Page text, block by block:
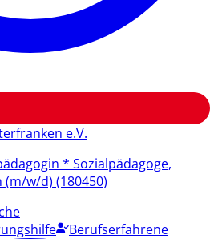
e.V.
* Sozialpädagoge,
w/d) (180450)
Berufserfahrene